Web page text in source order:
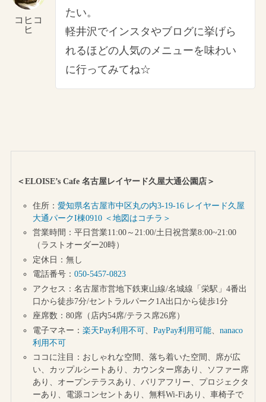
コヒコ
ヒ
たい。
軽井沢でインスタやブログに挙げら
れるほどの人気のメニューを味わい
に行ってみてね☆
＜ELOISE’s Cafe 名古屋レイヤード久屋大通公園店＞
住所： 愛知県名古屋市中区丸の内3-19-16 レイヤード久屋
大通パークI棟0910 ＜地図はコチラ＞
営業時間：平日営業11:00～21:00/土日祝営業8:00~21:00
（ラストオーダー20時）
定休日：無し
電話番号： 050-5457-0823
アクセス：名古屋市営地下鉄東山線/名城線「栄駅」4番出
口から徒歩7分/セントラルパーク1A出口から徒歩1分
座席数：80席（店内54席/テラス席26席）
電子マネー： 楽天Pay利用不可、 PayPay利用可能、 nanaco
利用不可
ココに注目：おしゃれな空間、落ち着いた空間、席が広
い、カップルシートあり、カウンター席あり、ソファー席
あり、オープンテラスあり、バリアフリー、プロジェクタ
ーあり、電源コンセントあり、無料Wi-Fiあり、車椅子で